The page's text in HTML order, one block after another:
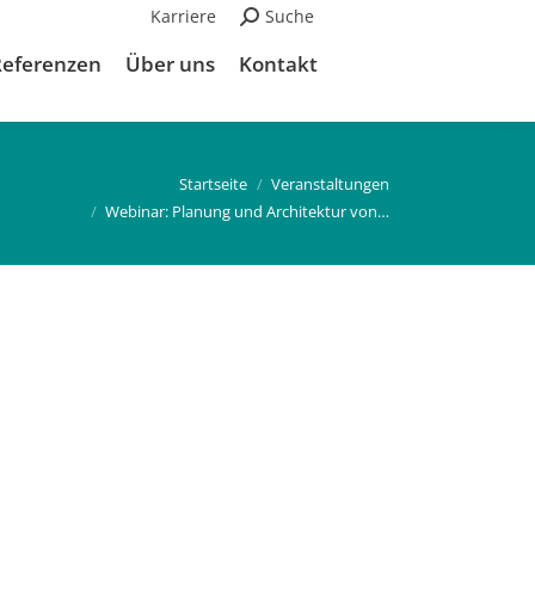
Karriere Suchen:
Suche
Über uns Kontakt
Startseite
Veranstaltungen
Webinar: Planung und Architektur von…